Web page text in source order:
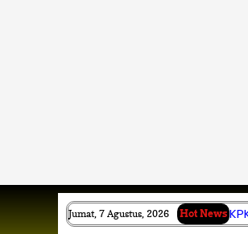
Jumat, 7 Agustus, 2026 Hot News